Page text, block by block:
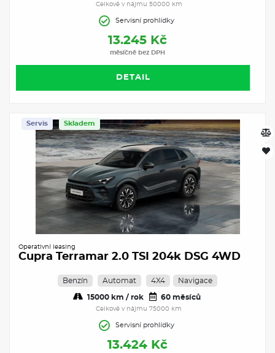
Celkově v nájmu 50000 km
Servisní prohlídky
13.245 Kč
měsíčně bez DPH
DETAIL
Skladem
Servis
Operativní leasing
Cupra Terramar 2.0 TSI 204k DSG 4WD
Benzín Automat 4X4 Navigace
15000 km / rok 60 měsíců
Celkově v nájmu 75000 km
Servisní prohlídky
13.424 Kč